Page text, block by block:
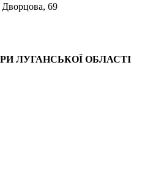
Дворцова, 69
ЛУГАНСЬКОЇ ОБЛАСТІ